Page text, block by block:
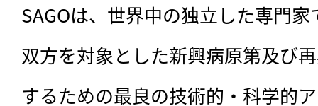
SAGOは、世界中の独立した専門
双方を対象とした新興病原第及び
するための最良の技術的・科学的